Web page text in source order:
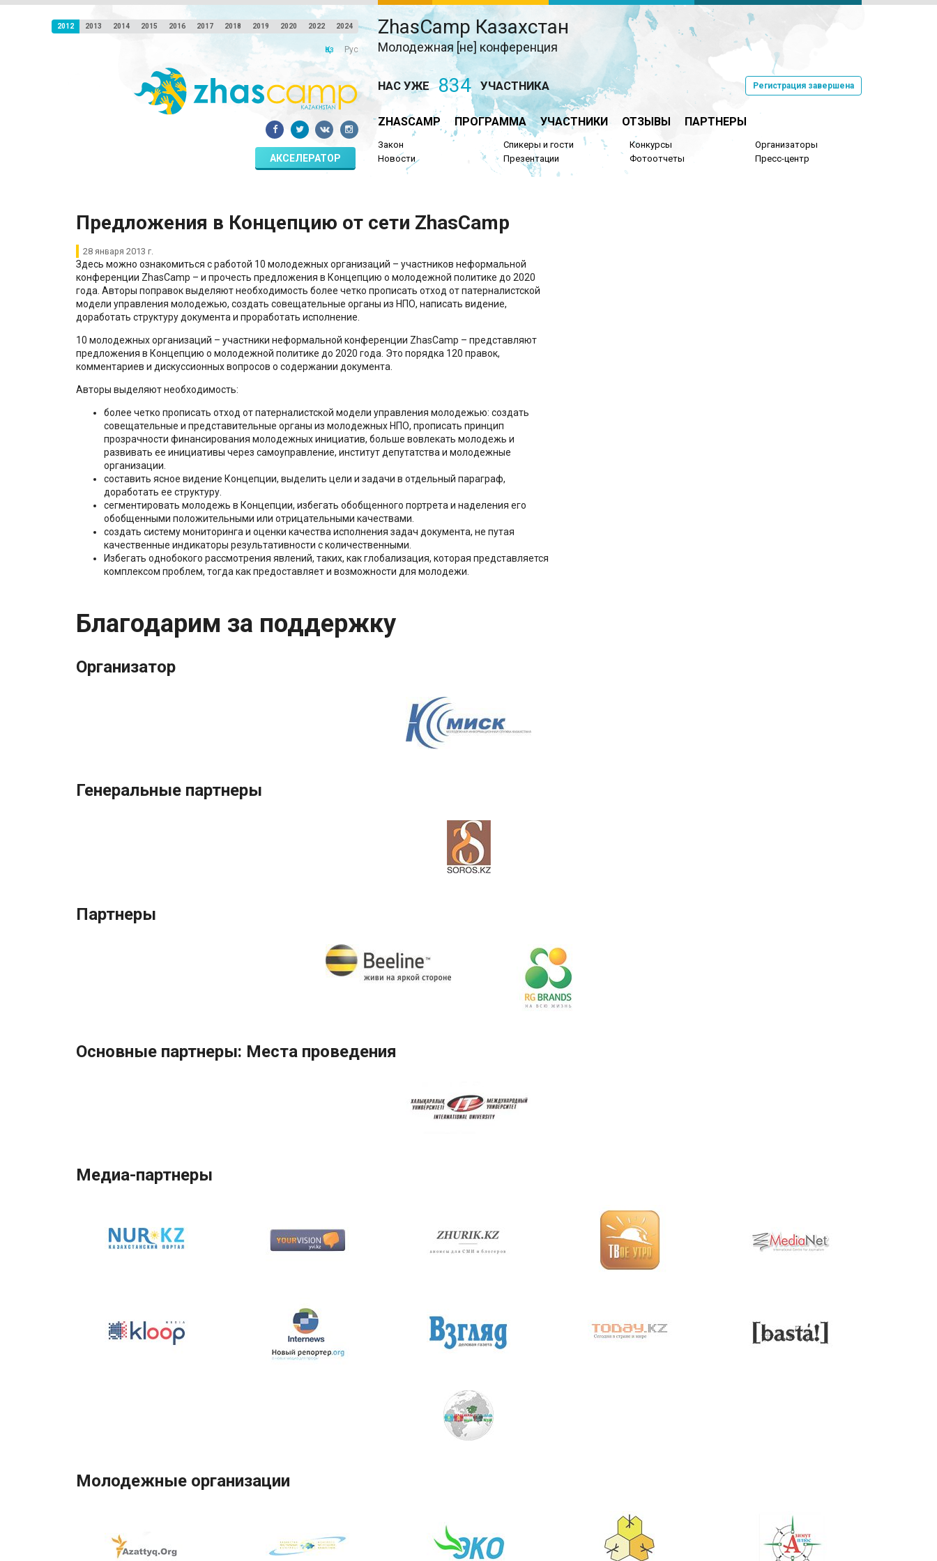
2012 2013 2014 2015 2016 2017 2018 2019 2020 2022 2024
Қаз Рус
ZhasCamp Казахстан
Молодежная [не] конференция
АКСЕЛЕРАТОР
НАС УЖЕ 834 УЧАСТНИКА Регистрация завершена
ZHASCAMP ПРОГРАММА УЧАСТНИКИ ОТЗЫВЫ ПАРТНЕРЫ
Закон
Новости
Спикеры и гости
Презентации
Конкурсы
Фотоотчеты
Организаторы
Пресс-центр
Предложения в Концепцию от сети ZhasCamp
28 января 2013 г.
Здесь можно ознакомиться с работой 10 молодежных организаций – участников неформальной
конференции ZhasCamp – и прочесть предложения в Концепцию о молодежной политике до 2020
года. Авторы поправок выделяют необходимость более четко прописать отход от патерналистской
модели управления молодежью, создать совещательные органы из НПО, написать видение,
доработать структуру документа и проработать исполнение.
10 молодежных организаций – участники неформальной конференции ZhasCamp – представляют
предложения в Концепцию о молодежной политике до 2020 года. Это порядка 120 правок,
комментариев и дискуссионных вопросов о содержании документа.
Авторы выделяют необходимость:
более четко прописать отход от патерналистской модели управления молодежью: создать
совещательные и представительные органы из молодежных НПО, прописать принцип
прозрачности финансирования молодежных инициатив, больше вовлекать молодежь и
развивать ее инициативы через самоуправление, институт депутатства и молодежные
организации.
составить ясное видение Концепции, выделить цели и задачи в отдельный параграф,
доработать ее структуру.
сегментировать молодежь в Концепции, избегать обобщенного портрета и наделения его
обобщенными положительными или отрицательными качествами.
создать систему мониторинга и оценки качества исполнения задач документа, не путая
качественные индикаторы результативности с количественными.
Избегать однобокого рассмотрения явлений, таких, как глобализация, которая представляется
комплексом проблем, тогда как предоставляет и возможности для молодежи.
Благодарим за поддержку
Организатор
Генеральные партнеры
Партнеры
Основные партнеры: Места проведения
Медиа-партнеры
Молодежные организации